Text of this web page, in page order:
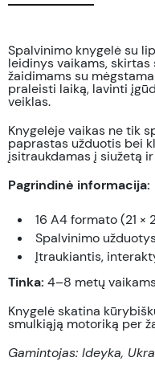
Spalvinimo knygelė su
leidinys vaikams,
žaidimams su
praleisti laiką, lavinti
veiklas.
Knygelėje vaikas ne tik
paprastas užduotis bei
įsitraukdamas į siužetą
Pagrindinė informacija:
16 A4 formato (21 ×
Spalvinimo
Įtraukiantis,
Tinka: 4–8 metų
Knygelė skatina
smulkiąją motoriką per
Gamintojas: Ideyka,